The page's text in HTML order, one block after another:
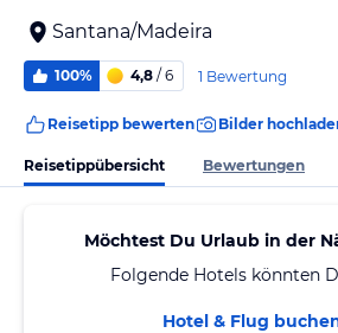
Santana/Madeira
100% 4,8 / 6 1 Bewertung
Reisetipp bewerten Bilder
Reisetippübersicht Bewertungen
Möchtest Du Urlaub in der
Folgende Hotels könnten
Hotel & Flug